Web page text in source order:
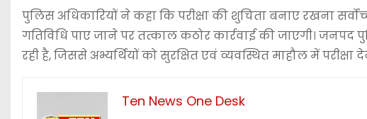
पुलिस अधिकारियों ने कहा कि परीक्षा की शुचिता बनाए रखना
गतिविधि पाए जाने पर तत्काल कठोर कार्रवाई की जाएगी। जनपद
रही है, जिससे अभ्यर्थियों को सुरक्षित एवं व्यवस्थित माहौल में
Ten News One Desk